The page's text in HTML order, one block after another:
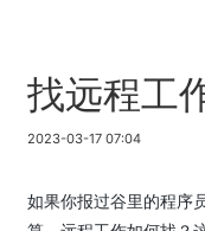
找远程工
2023-03-17 07:04
如果你报过谷里的程序